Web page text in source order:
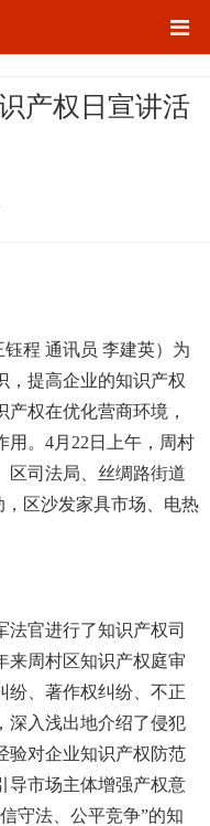
产权日宣讲活
钰程 通讯员 李建英）为
，提高企业的知识产权
权在优化营商环境，
用。4月22日上午，周村
区司法局、丝绸路街道
区沙发家具市场、电热
官进行了知识产权司
来周村区知识产权庭审
纷、著作权纠纷、不正
深入浅出地介绍了侵犯
验对企业知识产权防范
导市场主体增强产权意
守法、公平竞争”的知